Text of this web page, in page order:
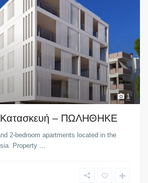
1
– ΠΩΛΗΘΗΚΕ
2-bedroom apartments located in the
Property